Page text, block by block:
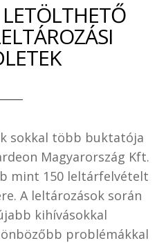
sokkal több buktatója
Magyarország Kft.
mint 150 leltárfelvételt
A leltározások során
kihívásokkal
problémákkal